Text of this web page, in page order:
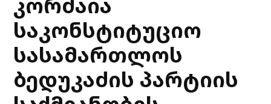
საკონსტიტუციო
სასამართლოს
ბედუკაძის პარტიის